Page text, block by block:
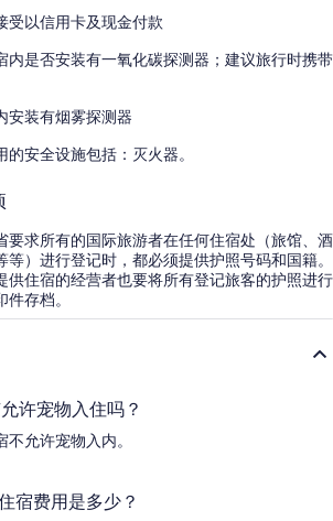
受以信用卡及现金付款
内是否安装有一氧化碳探测器；建议旅行时携带
安装有烟雾探测器
的安全设施包括：灭火器。
要求所有的国际旅游者在任何住宿处（旅馆、酒
等）进行登记时，都必须提供护照号码和国籍。
供住宿的经营者也要将所有登记旅客的护照进行
存档。
许宠物入住吗？
允许宠物入内。
宿费用是多少？